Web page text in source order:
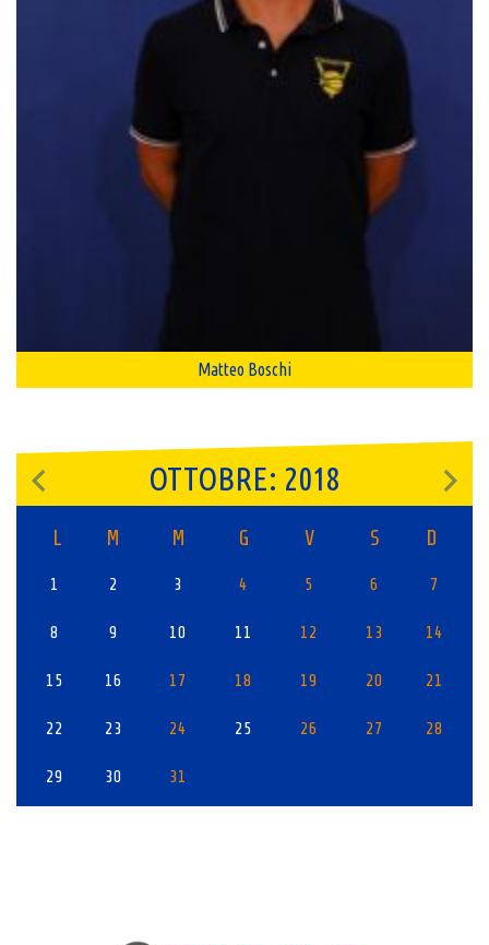
Matteo Boschi
OTTOBRE: 2018
L M M G V S D
1 2 3 4 5 6 7
8 9 10 11 12 13 14
15 16 17 18 19 20 21
22 23 24 25 26 27 28
29 30 31